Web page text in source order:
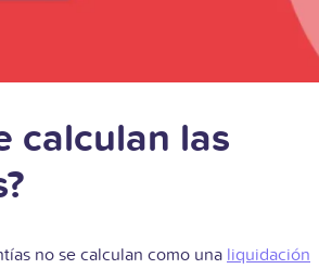
calculan las
no se calculan como una liquidación